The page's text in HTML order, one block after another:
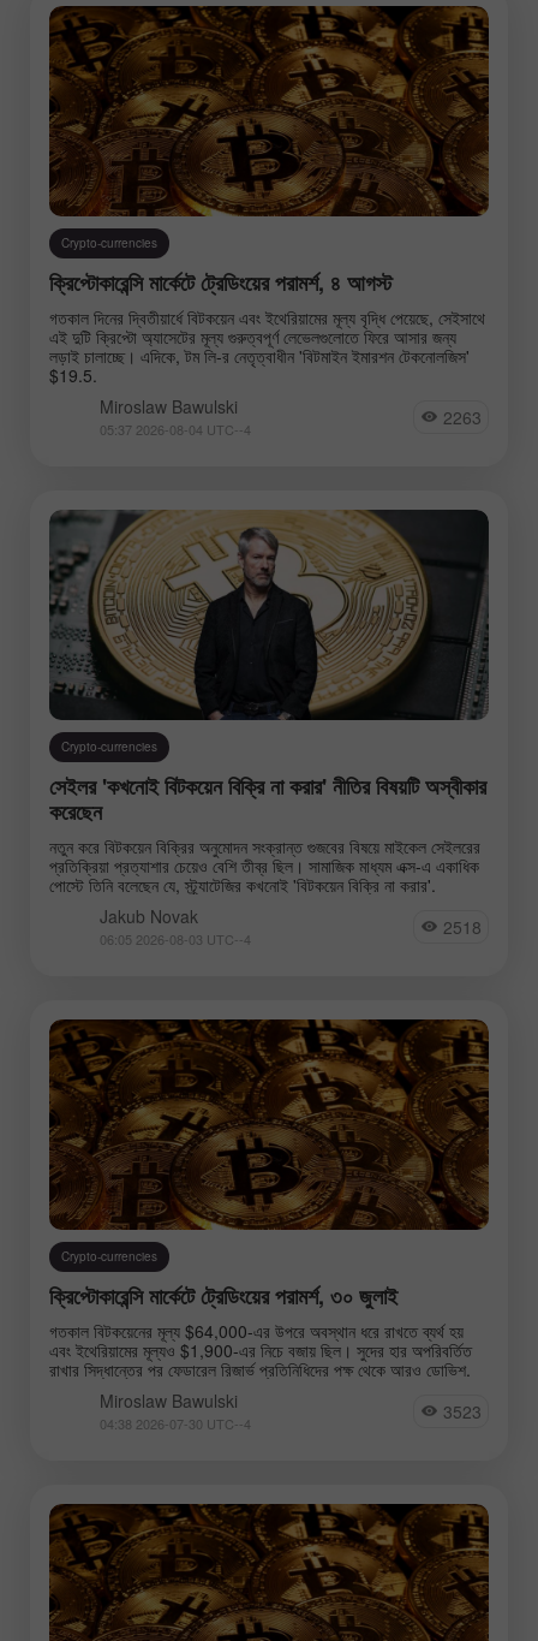
Crypto-currencies
ক্রিপ্টোকারেন্সি মার্কেটে ট্রেডিংয়ের পরামর্শ, ৪ আগস্ট
গতকাল দিনের দ্বিতীয়ার্ধে বিটকয়েন এবং ইথেরিয়ামের মূল্য বৃদ্ধি পেয়েছে, সেইসাথে
এই দুটি ক্রিপ্টো অ্যাসেটের মূল্য গুরুত্বপূর্ণ লেভেলগুলোতে ফিরে আসার জন্য
লড়াই চালাচ্ছে। এদিকে, টম লি-র নেতৃত্বাধীন 'বিটমাইন ইমারশন টেকনোলজিস'
$19.5.
Miroslaw Bawulski
05:37 2026-08-04 UTC--4 2263
Crypto-currencies
সেইলর 'কখনোই বিটকয়েন বিক্রি না করার' নীতির বিষয়টি অস্বীকার
করেছেন
নতুন করে বিটকয়েন বিক্রির অনুমোদন সংক্রান্ত গুজবের বিষয়ে মাইকেল সেইলরের
প্রতিক্রিয়া প্রত্যাশার চেয়েও বেশি তীব্র ছিল। সামাজিক মাধ্যম এক্স-এ একাধিক
পোস্টে তিনি বলেছেন যে, স্ট্র্যাটেজির কখনোই 'বিটকয়েন বিক্রি না করার'.
Jakub Novak
06:05 2026-08-03 UTC--4 2518
Crypto-currencies
ক্রিপ্টোকারেন্সি মার্কেটে ট্রেডিংয়ের পরামর্শ, ৩০ জুলাই
গতকাল বিটকয়েনের মূল্য $64,000-এর উপরে অবস্থান ধরে রাখতে ব্যর্থ হয়
এবং ইথেরিয়ামের মূল্যও $1,900-এর নিচে বজায় ছিল। সুদের হার অপরিবর্তিত
রাখার সিদ্ধান্তের পর ফেডারেল রিজার্ভ প্রতিনিধিদের পক্ষ থেকে আরও ডোভিশ.
Miroslaw Bawulski
04:38 2026-07-30 UTC--4 3523